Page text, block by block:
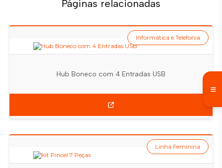
Páginas relacionadas
Hub Boneco com 4 Entradas USB
Informática e Telefonia
Linha Feminina